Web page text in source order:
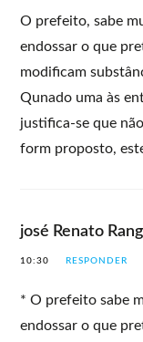
O prefeito, sabe
endossar o que
modificam
Qunado uma às
justifica-se que
form proposto,
josé Renato
10:30 RESPONDER
* O prefeito sabe
endossar o que